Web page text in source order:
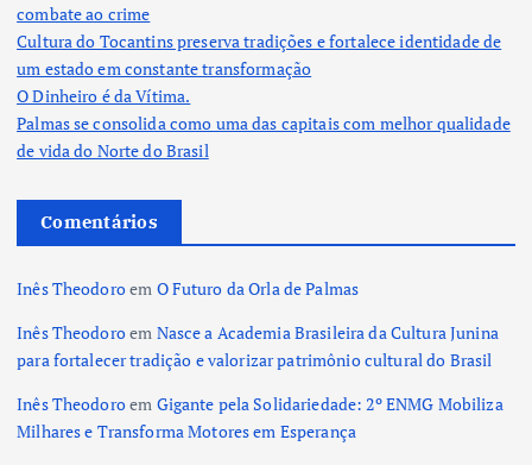
combate ao crime
Cultura do Tocantins preserva tradições e fortalece identidade de
um estado em constante transformação
O Dinheiro é da Vítima.
Palmas se consolida como uma das capitais com melhor qualidade
de vida do Norte do Brasil
Comentários
Inês Theodoroem O Futuro da Orla de Palmas
Inês Theodoroem Nasce a Academia Brasileira da Cultura Junina
para fortalecer tradição e valorizar patrimônio cultural do Brasil
Inês Theodoroem Gigante pela Solidariedade: 2º ENMG Mobiliza
Milhares e Transforma Motores em Esperança